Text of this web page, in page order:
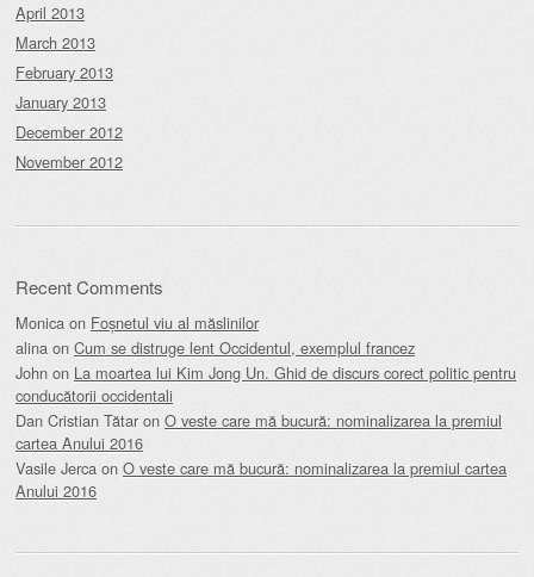
April 2013
March 2013
February 2013
January 2013
December 2012
November 2012
Recent Comments
Monica on Foșnetul viu al măslinilor
alina on Cum se distruge lent Occidentul, exemplul francez
John on La moartea lui Kim Jong Un. Ghid de discurs corect politic pentru
conducătorii occidentali
Dan Cristian Tătar on O veste care mă bucură: nominalizarea la premiul
cartea Anului 2016
Vasile Jerca on O veste care mă bucură: nominalizarea la premiul cartea
Anului 2016